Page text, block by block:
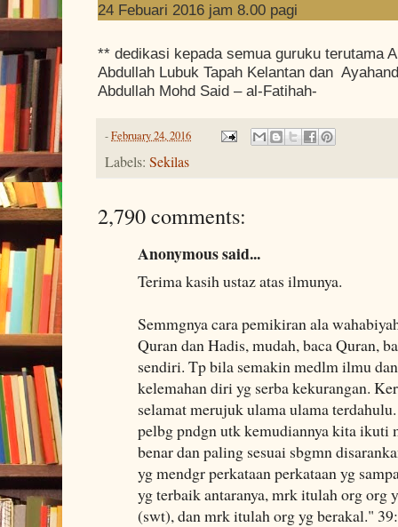
24 Febuari 2016 jam 8.00 pagi
** dedikasi kepada semua guruku terutama
Abdullah Lubuk Tapah Kelantan dan
Abdullah Mohd Said – al-Fatihah-
-February 24, 2016
Labels: Sekilas
2,790 comments:
Anonymous said...
Terima kasih ustaz atas ilmunya.
Semmgnya cara pemikiran ala
Quran dan Hadis, mudah, baca Quran,
sendiri. Tp bila semakin medlm ilmu
kelemahan diri yg serba kekurangan.
selamat merujuk ulama ulama
pelbg pndgn utk kemudiannya kita ikuti
benar dan paling sesuai sbgmn
yg mendgr perkataan perkataan yg
yg terbaik antaranya, mrk itulah org
(swt), dan mrk itulah org yg berakal."